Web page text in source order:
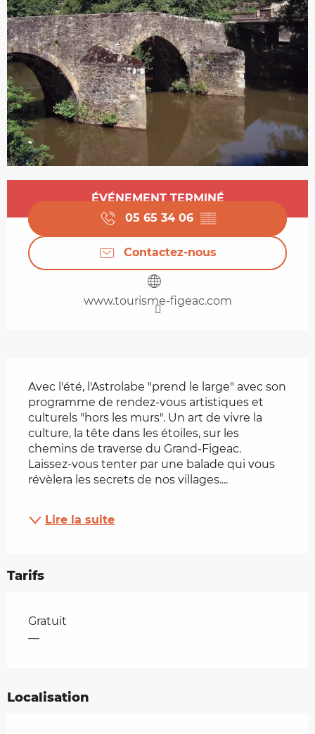
Ouverture et coordonnées
ÉVÉNEMENT TERMINÉ
05 65 34 06 ▒▒
Contactez-nous
www.tourisme-figeac.com
Avec l'été, l'Astrolabe "prend le large" avec son
programme de rendez-vous artistiques et
culturels "hors les murs". Un art de vivre la
culture, la tête dans les étoiles, sur les
chemins de traverse du Grand-Figeac.
Laissez-vous tenter par une balade qui vous
révèlera les secrets de nos villages....
Lire la suite
Tarifs
Tarifs 2026
Gratuit
—
Localisation